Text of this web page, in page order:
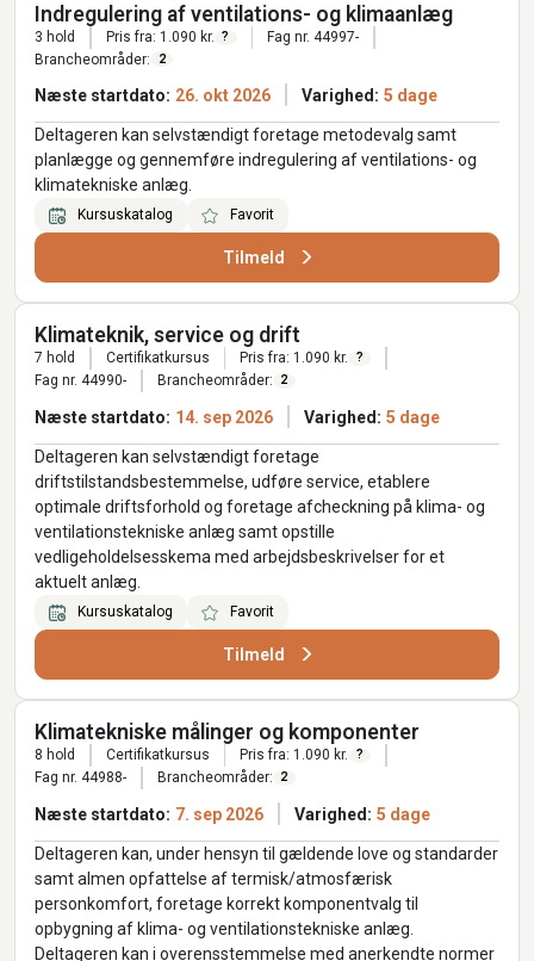
Indregulering af ventilations- og klimaanlæg
3 hold Pris fra: 1.090 kr. ?
Fag nr. 44997-
Brancheområder:
2
Næste startdato: 26. okt 2026 Varighed: 5 dage
Deltageren kan selvstændigt foretage metodevalg samt
planlægge og gennemføre indregulering af ventilations- og
klimatekniske anlæg.
Kursuskatalog Favorit
Tilmeld
Klimateknik, service og drift
7 hold Certifikatkursus Pris fra: 1.090 kr. ?
Fag nr. 44990- Brancheområder: 2
Næste startdato: 14. sep 2026 Varighed: 5 dage
Deltageren kan selvstændigt foretage
driftstilstandsbestemmelse, udføre service, etablere
optimale driftsforhold og foretage afcheckning på klima- og
ventilationstekniske anlæg samt opstille
vedligeholdelsesskema med arbejdsbeskrivelser for et
aktuelt anlæg.
Kursuskatalog Favorit
Tilmeld
Klimatekniske målinger og komponenter
8 hold Certifikatkursus Pris fra: 1.090 kr. ?
Fag nr. 44988- Brancheområder: 2
Næste startdato: 7. sep 2026 Varighed: 5 dage
Deltageren kan, under hensyn til gældende love og standarder
samt almen opfattelse af termisk/atmosfærisk
personkomfort, foretage korrekt komponentvalg til
opbygning af klima- og ventilationstekniske anlæg.
Deltageren kan i overensstemmelse med anerkendte normer